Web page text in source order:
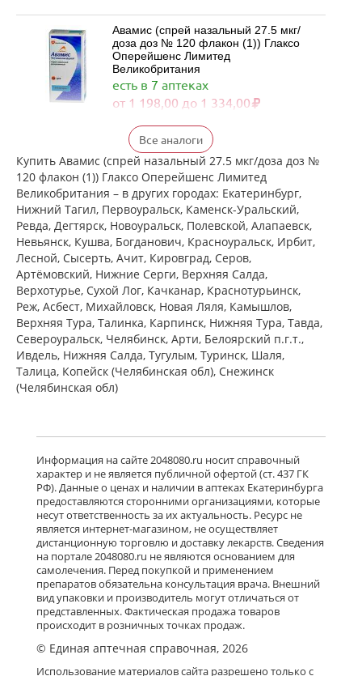
Авамис (спрей назальный 27.5 мкг/
доза доз № 120 флакон (1)) Глаксо
Оперейшенс Лимитед
Великобритания
есть в 7 аптеках
от 1 198,00 до 1 334,00
Флерзини (спрей назальный
дозированный 27.5 мкг/доза доз №
120 фл. (1)) Фармстандарт-
Лексредства ОАО г. Курск Россия
есть в 3 аптеках
от 872,00 до 872,00
достигнут конец страницы
Все аналоги
Купить Авамис (спрей назальный 27.5 мкг/доза доз №
120 флакон (1)) Глаксо Оперейшенс Лимитед
Великобритания – в других городах: Екатеринбург,
Нижний Тагил, Первоуральск, Каменск-Уральский,
Ревда, Дегтярск, Новоуральск, Полевской, Алапаевск,
Невьянск, Кушва, Богданович, Красноуральск, Ирбит,
Лесной, Сысерть, Ачит, Кировград, Серов,
Артёмовский, Нижние Cерги, Верхняя Салда,
Верхотурье, Сухой Лог, Качканар, Краснотурьинск,
Реж, Асбест, Михайловск, Новая Ляля, Камышлов,
Верхняя Тура, Талинка, Карпинск, Нижняя Тура, Тавда,
Североуральск, Челябинск, Арти, Белоярский п.г.т.,
Ивдель, Нижняя Салда, Тугулым, Туринск, Шаля,
Талица, Копейск (Челябинская обл), Снежинск
(Челябинская обл)
Информация на сайте 2048080.ru носит справочный
характер и не является публичной офертой (ст. 437 ГК
РФ). Данные о ценах и наличии в аптеках Екатеринбурга
предоставляются сторонними организациями, которые
несут ответственность за их актуальность. Ресурс не
является интернет-магазином, не осуществляет
дистанционную торговлю и доставку лекарств. Сведения
на портале 2048080.ru не являются основанием для
самолечения. Перед покупкой и применением
препаратов обязательна консультация врача. Внешний
вид упаковки и производитель могут отличаться от
представленных. Фактическая продажа товаров
происходит в розничных точках продаж.
© Единая аптечная справочная, 2026
Использование материалов сайта разрешено только с